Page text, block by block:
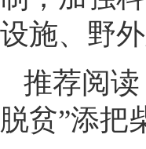
设施、野
推荐阅读
脱贫”添把